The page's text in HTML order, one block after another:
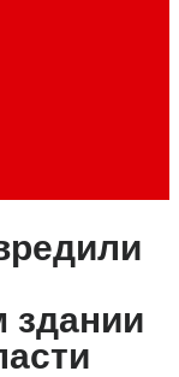
здании